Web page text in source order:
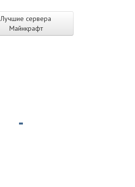
Лучшие сервера
Майнкрафт